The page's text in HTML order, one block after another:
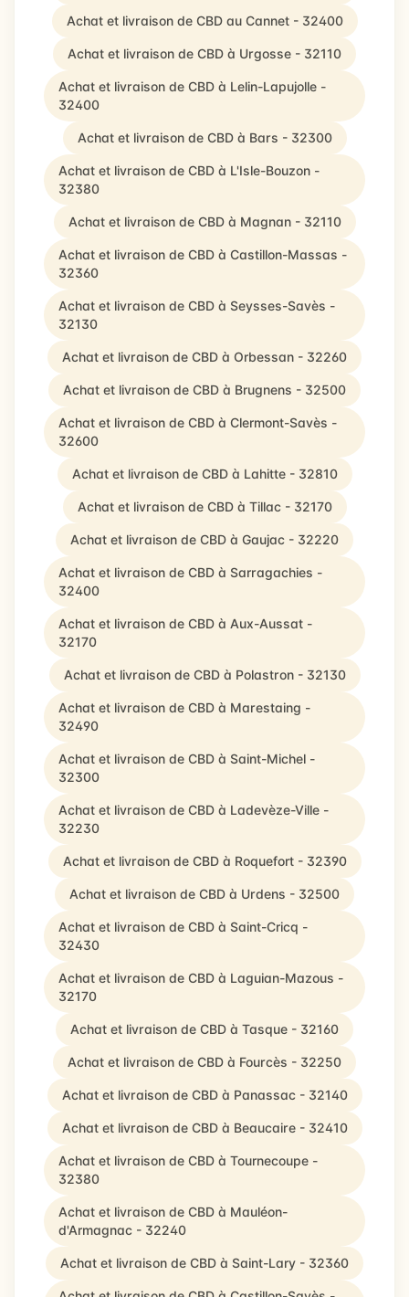
Achat et livraison de CBD au Cannet - 32400
Achat et livraison de CBD à Urgosse - 32110
Achat et livraison de CBD à Lelin-Lapujolle -
32400
Achat et livraison de CBD à Bars - 32300
Achat et livraison de CBD à L'Isle-Bouzon -
32380
Achat et livraison de CBD à Magnan - 32110
Achat et livraison de CBD à Castillon-Massas -
32360
Achat et livraison de CBD à Seysses-Savès -
32130
Achat et livraison de CBD à Orbessan - 32260
Achat et livraison de CBD à Brugnens - 32500
Achat et livraison de CBD à Clermont-Savès -
32600
Achat et livraison de CBD à Lahitte - 32810
Achat et livraison de CBD à Tillac - 32170
Achat et livraison de CBD à Gaujac - 32220
Achat et livraison de CBD à Sarragachies -
32400
Achat et livraison de CBD à Aux-Aussat -
32170
Achat et livraison de CBD à Polastron - 32130
Achat et livraison de CBD à Marestaing -
32490
Achat et livraison de CBD à Saint-Michel -
32300
Achat et livraison de CBD à Ladevèze-Ville -
32230
Achat et livraison de CBD à Roquefort - 32390
Achat et livraison de CBD à Urdens - 32500
Achat et livraison de CBD à Saint-Cricq -
32430
Achat et livraison de CBD à Laguian-Mazous -
32170
Achat et livraison de CBD à Tasque - 32160
Achat et livraison de CBD à Fourcès - 32250
Achat et livraison de CBD à Panassac - 32140
Achat et livraison de CBD à Beaucaire - 32410
Achat et livraison de CBD à Tournecoupe -
32380
Achat et livraison de CBD à Mauléon-
d'Armagnac - 32240
Achat et livraison de CBD à Saint-Lary - 32360